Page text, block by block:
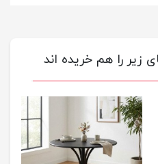
زیر را هم خریده اند